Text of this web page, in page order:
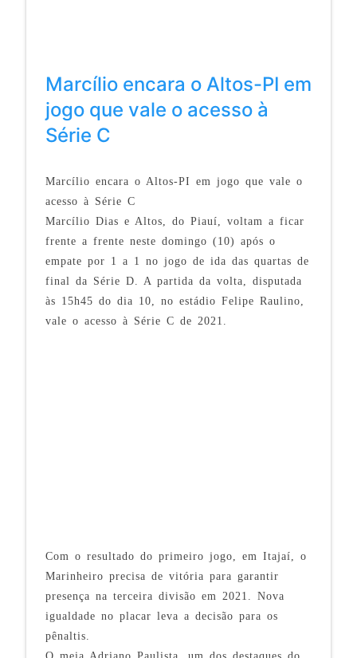
Marcílio encara o Altos-PI em
jogo que vale o acesso à
Série C
Marcílio encara o Altos-PI em jogo que vale o
acesso à Série C
Marcílio Dias e Altos, do Piauí, voltam a ficar
frente a frente neste domingo (10) após o
empate por 1 a 1 no jogo de ida das quartas de
final da Série D. A partida da volta, disputada
às 15h45 do dia 10, no estádio Felipe Raulino,
vale o acesso à Série C de 2021.
Com o resultado do primeiro jogo, em Itajaí, o
Marinheiro precisa de vitória para garantir
presença na terceira divisão em 2021. Nova
igualdade no placar leva a decisão para os
pênaltis.